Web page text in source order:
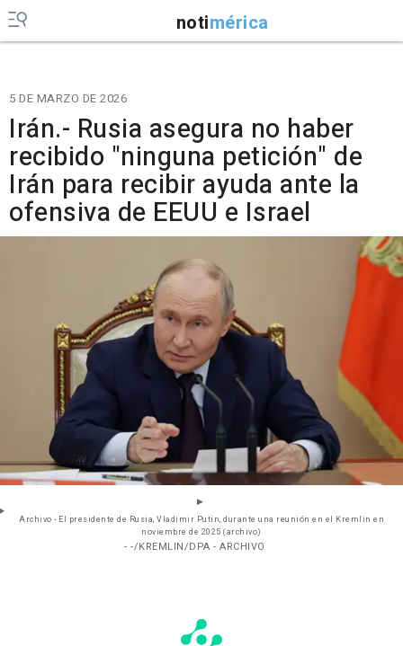
notimérica
5 DE MARZO DE 2026
Irán.- Rusia asegura no haber
recibido "ninguna petición" de
Irán para recibir ayuda ante la
ofensiva de EEUU e Israel
Archivo - El presidente de Rusia, Vladimir Putin, durante una reunión en el Kremlin en
noviembre de 2025 (archivo)
- -/KREMLIN/DPA - ARCHIVO